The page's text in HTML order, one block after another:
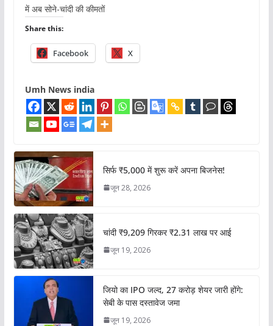
में अब सोने-चांदी की कीमतों
Share this:
Facebook X
Umh News india
सिर्फ ₹5,000 में शुरू करें अपना बिजनेस!
जून 28, 2026
चांदी ₹9,209 गिरकर ₹2.31 लाख पर आई
जून 19, 2026
जियो का IPO जल्द, 27 करोड़ शेयर जारी होंगे:
सेबी के पास दस्तावेज जमा
जून 19, 2026